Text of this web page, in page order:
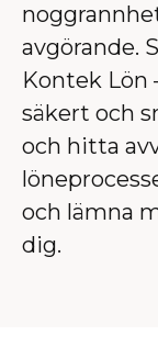
avgörande.
Kontek Lön
säkert och
och hitta
och lämna
dig.